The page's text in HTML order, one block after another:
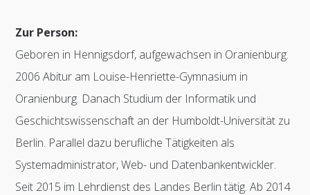
Zur Person:
Geboren in Hennigsdorf, aufgewachsen in Oranienburg.
2006 Abitur am Louise-Henriette-Gymnasium in
Oranienburg. Danach Studium der Informatik und
Geschichtswissenschaft an der Humboldt-Universität zu
Berlin. Parallel dazu berufliche Tätigkeiten als
Systemadministrator, Web- und Datenbankentwickler.
Seit 2015 im Lehrdienst des Landes Berlin tätig. Ab 2014